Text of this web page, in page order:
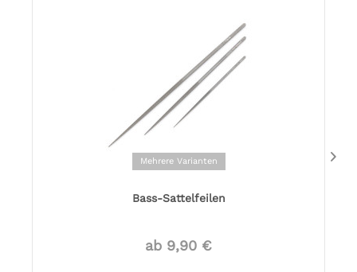
Mehrere Varianten
Bass-Sattelfeilen
ab 9,90 €